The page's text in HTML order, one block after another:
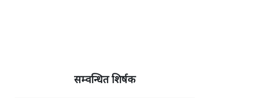
सम्वन्धित शिर्षक